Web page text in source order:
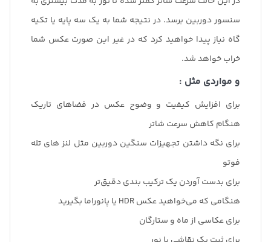
سنسور دوربین برسد. در نتیجه شما به یک سه پایه یا تکیه
گاه نیاز پیدا خواهید کرد که در غیر این صورت عکس شما
خراب خواهد شد.
و مواردی مثل :
برای افزایش کیفیت و وضوح عکس در فضاهای تاریک
هنگام کاهش سرعت شاتر
برای نگه داشتن تجهیزات سنگین دوربین مثل لنز های تله
فوتو
برای بدست آوردن یک ترکیب بندی دقیق‌تر
هنگامی که می‌خواهید عکس HDR یا پانوراما بگیرید
برای عکاسی از ماه و ستارگان